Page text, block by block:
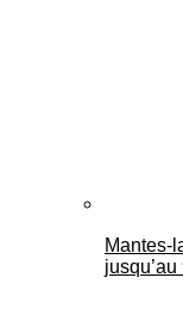
Mantes-